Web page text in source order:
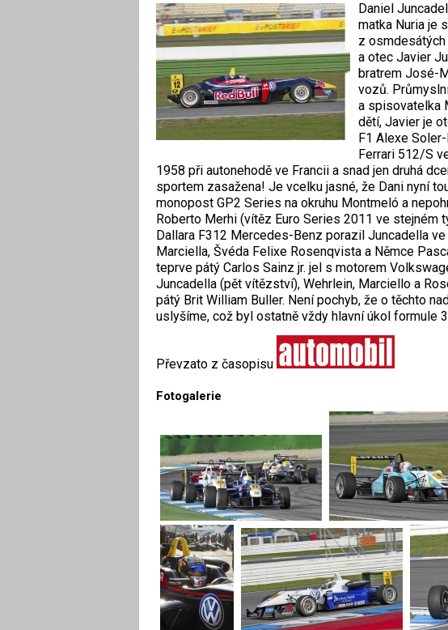
Daniel
matka Nuria je
z osmdesátých
a otec ­Javier
bratrem José-
vozů.
a spisovatelka
dětí, Javier je
F1 Alexe
Ferrari 512/S
1958 při autonehodě ve Francii a snad jen druhá
sportem zasažena! Je vcelku jasné, že Dani nyní
monopost GP2 Series na okruhu Montmeló a
Roberto Merhi (vítěz Euro Series 2011 ve stejném
Dallara F312 Mercedes-Benz porazil Juncadella
Marciella, Švéda Felixe Rosen­qvista a Němce
teprve pátý Carlos Sainz jr. jel s motorem
Juncadella (pět vítězství), Wehrlein, Marciello a
pátý Brit William Buller. Není pochyb, že o těchto
uslyšíme, což byl ostatně vždy hlavní úkol formule
Převzato z časopisu
Fotogalerie